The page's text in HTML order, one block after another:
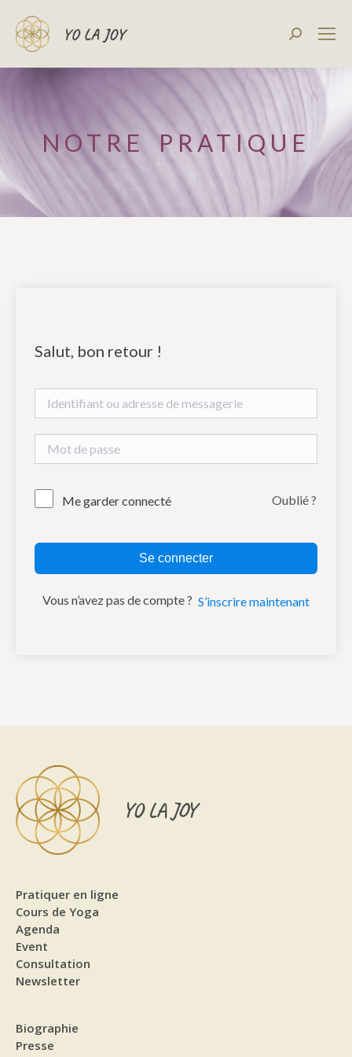
NOTRE PRATIQUE
Salut, bon retour !
Me garder connecté Oublié ?
Se connecter
Vous n’avez pas de compte ? S’inscrire maintenant
YO LA JOY
Pratiquer en ligne
Cours de Yoga
Agenda
Event
Consultation
Newsletter
Biographie
Presse